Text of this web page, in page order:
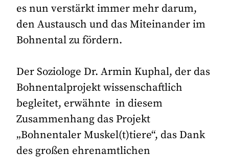
es nun verstärkt immer mehr darum,
den Austausch und das Miteinander im
Bohnental zu fördern.
Der Soziologe Dr. Armin Kuphal, der das
Bohnentalprojekt wissenschaftlich
begleitet, erwähnte in diesem
Zusammenhang das Projekt
„Bohnentaler Muskel(t)tiere“, das Dank
des großen ehrenamtlichen